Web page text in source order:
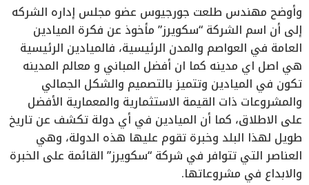
وأوضح مهندس طلعت جورجيوس عضو مجلس إداره الشركه
إلى أن اسم الشركة “سكويرز” مأخوذ عن فكرة الميادين
العامة في العواصم والمدن الرئيسية، فالميادين الرئيسية
هي اصل اي مدينه كما ان أفضل المباني و معالم المدينه
تكون في الميادين وتتميز بالتصميم والشكل الجمالي
والمشروعات ذات القيمة الاستثمارية والمعمارية الأفضل
على الاطلاق، كما أن الميادين في أي دولة تكشف عن تاريخ
طويل لهذا البلد وخبرة تقوم عليها هذه الدولة، وهي
العناصر التي تتوافر في شركة “سكويرز” القائمة على الخبرة
والابداع في مشروعاتها.